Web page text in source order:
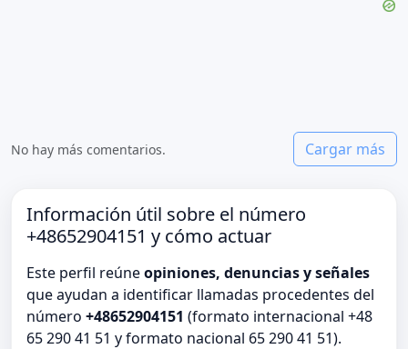
No hay más comentarios. Cargar más
Información útil sobre el número
+48652904151 y cómo actuar
Este perfil reúneopiniones, denuncias y señales
que ayudan a identificar llamadas procedentes del
número +48652904151 (formato internacional +48
65 290 41 51 y formato nacional 65 290 41 51).